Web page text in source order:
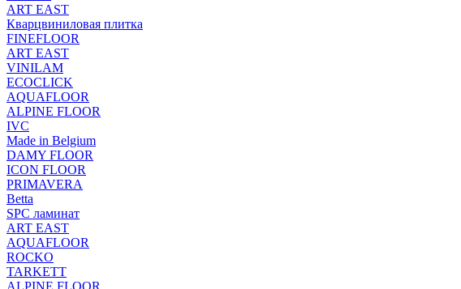
ART EAST
Кварцвиниловая плитка
FINEFLOOR
ART EAST
VINILAM
ECOCLICK
AQUAFLOOR
ALPINE FLOOR
IVC
Made in Belgium
DAMY FLOOR
ICON FLOOR
PRIMAVERA
Betta
SPC ламинат
ART EAST
AQUAFLOOR
ROCKO
TARKETT
ALPINE FLOOR